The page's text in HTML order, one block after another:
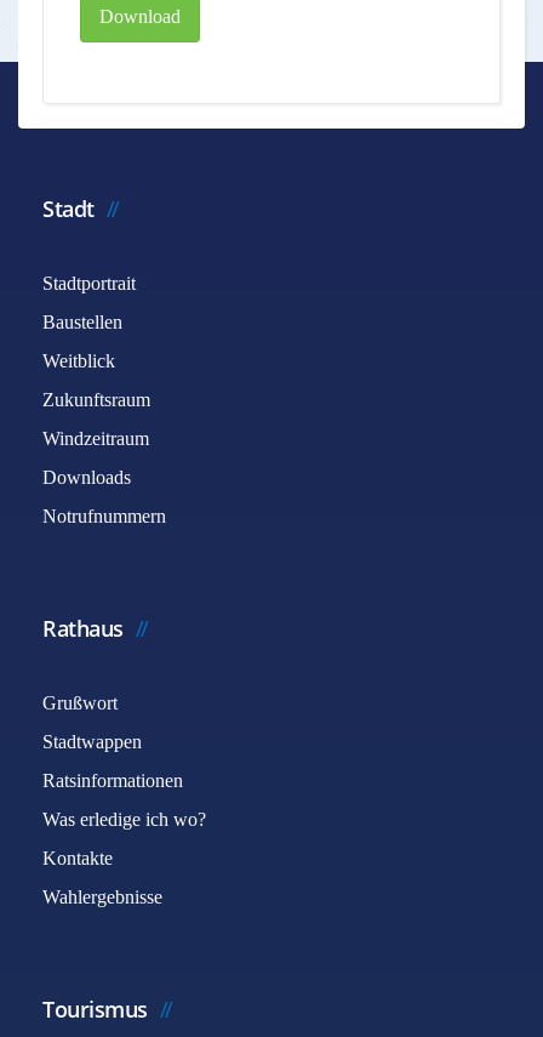
Download
Stadt
Stadtportrait
Baustellen
Weitblick
Zukunftsraum
Windzeitraum
Downloads
Notrufnummern
Rathaus
Grußwort
Stadtwappen
Ratsinformationen
Was erledige ich wo?
Kontakte
Wahlergebnisse
Tourismus